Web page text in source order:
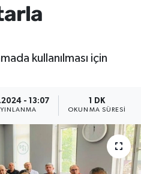
kullanılması için
- 13:07 1 DK
OKUNMA SÜRESI